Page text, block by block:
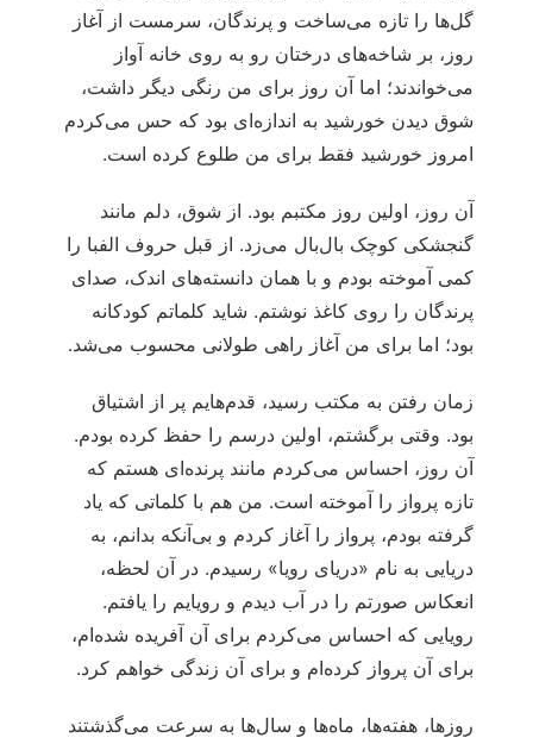
گل‌ها را تازه می‌ساخت و پرندگان، سرمست از آغاز
روز، بر شاخه‌های درختان رو به روی خانه آواز
می‌خواندند؛ اما آن روز برای من رنگی دیگر داشت،
شوق دیدن خورشید به اندازه‌ای بود که حس می‌کردم
امروز خورشید فقط برای من طلوع کرده است.
آن روز، اولین روز مکتبم بود. از شوق، دلم مانند
گنجشکی کوچک بال‌بال می‌زد. از قبل حروف الفبا را
کمی آموخته بودم و با همان دانسته‌های اندک، صدای
پرندگان را روی کاغذ نوشتم. شاید کلماتم کودکانه
بود؛ اما برای من آغاز راهی طولانی محسوب می‌شد.
زمان رفتن به مکتب رسید، قدم‌هایم پر از اشتیاق
بود. وقتی برگشتم، اولین درسم را حفظ کرده بودم.
آن روز، احساس می‌کردم مانند پرنده‌ای هستم که
تازه پرواز را آموخته است. من هم با کلماتی که یاد
گرفته بودم، پرواز را آغاز کردم و بی‌آنکه بدانم، به
دریایی به نام «دریای رویا» رسیدم. در آن لحظه،
انعکاس صورتم را در آب دیدم و رویایم را یافتم.
رویایی که احساس می‌کردم برای آن آفریده شده‌ام،
برای آن پرواز کرده‌ام و برای آن زندگی خواهم کرد.
روزها، هفته‌ها، ماه‌ها و سال‌ها به سرعت می‌گذشتند